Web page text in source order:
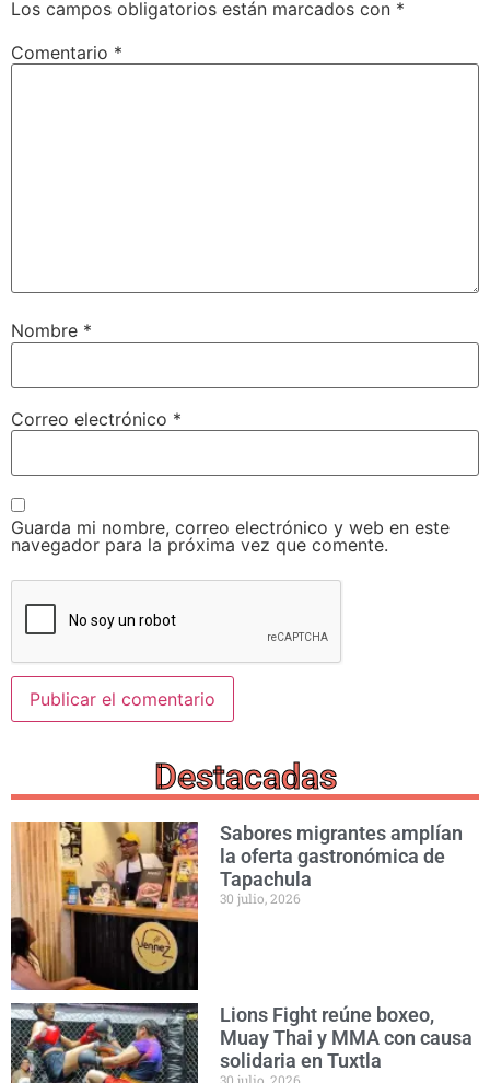
Los campos obligatorios están marcados con *
Comentario *
Nombre *
Correo electrónico *
Guarda mi nombre, correo electrónico y web en este
navegador para la próxima vez que comente.
Destacadas
Sabores migrantes amplían
la oferta gastronómica de
Tapachula
30 julio, 2026
Lions Fight reúne boxeo,
Muay Thai y MMA con causa
solidaria en Tuxtla